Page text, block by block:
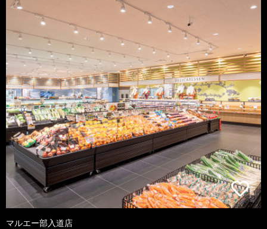
マルエー部入道店